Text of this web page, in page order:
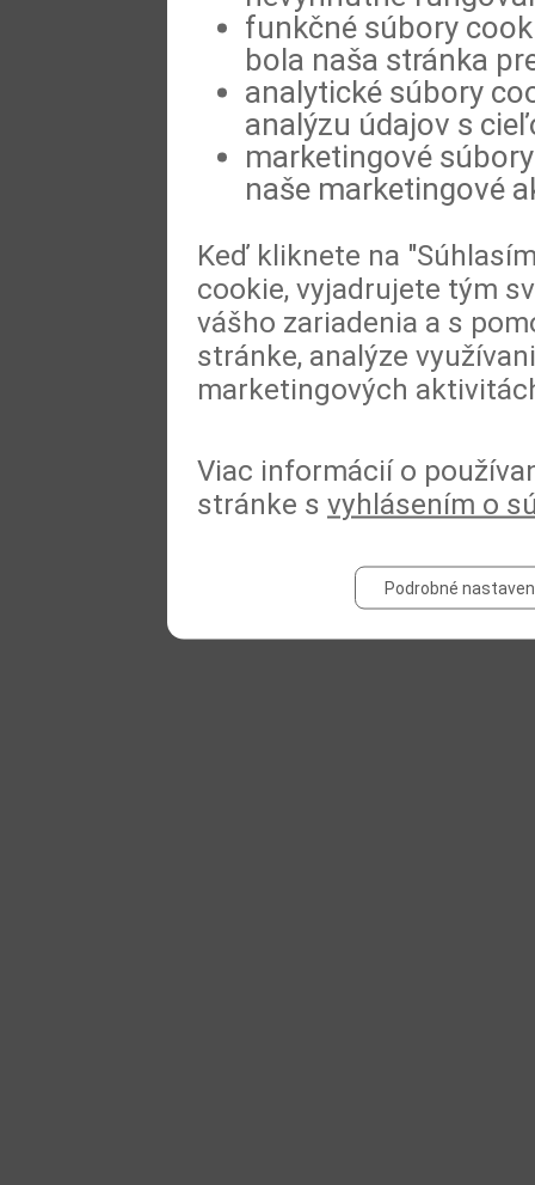
funkčné súbory
bola naša stránka
analytické súbory
analýzu údajov s
marketingové
naše marketingové
Keď kliknete na
cookie, vyjadrujete tým
vášho zariadenia a s
stránke, analýze
marketingových
Viac informácií o
stránke s vyhlásením o
Podrobné